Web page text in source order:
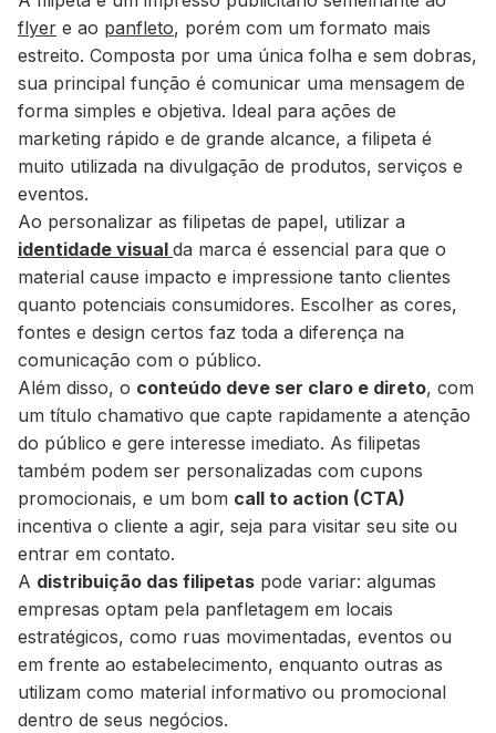
flyer e ao panfleto, porém com um formato mais
estreito. Composta por uma única folha e sem dobras,
sua principal função é comunicar uma mensagem de
forma simples e objetiva. Ideal para ações de
marketing rápido e de grande alcance, a filipeta é
muito utilizada na divulgação de produtos, serviços e
eventos.
Ao personalizar as filipetas de papel, utilizar a
identidade visual da marca é essencial para que o
material cause impacto e impressione tanto clientes
quanto potenciais consumidores. Escolher as cores,
fontes e design certos faz toda a diferença na
comunicação com o público.
Além disso, o conteúdo deve ser claro e direto, com
um título chamativo que capte rapidamente a atenção
do público e gere interesse imediato. As filipetas
também podem ser personalizadas com cupons
promocionais, e um bom call to action (CTA)
incentiva o cliente a agir, seja para visitar seu site ou
entrar em contato.
A distribuição das filipetas pode variar: algumas
empresas optam pela panfletagem em locais
estratégicos, como ruas movimentadas, eventos ou
em frente ao estabelecimento, enquanto outras as
utilizam como material informativo ou promocional
dentro de seus negócios.